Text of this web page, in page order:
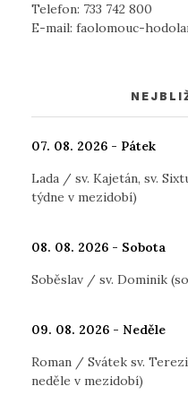
Telefon: 733 742 800
E-mail: faolomouc-
07. 08. 2026 - Pátek
Lada / sv. Kajetán, sv.
týdne v mezidobí)
08. 08. 2026 - Sobota
Soběslav / sv. Dominik
09. 08. 2026 - Neděle
Roman / Svátek sv.
neděle v mezidobí)